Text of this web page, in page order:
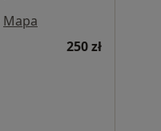
Mapa
250 zł